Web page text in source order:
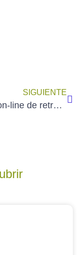
SIGUIENTE
Curso on-line de retrato de EMMANUEL LUNA en blurone.es